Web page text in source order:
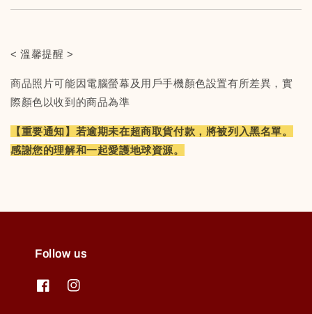
< 溫馨提醒 >
商品照片可能因電腦螢幕及用戶手機顏色設置有所差異，實
際顏色以收到的商品為準
【重要通知】若逾期未在超商取貨付款，將被列入黑名單。
感謝您的理解和一起愛護地球資源。
Follow us